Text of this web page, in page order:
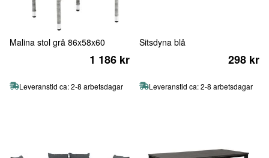
Malina stol grå 86x58x60
1 186 kr
Leveranstid ca: 2-8 arbetsdagar
Sitsdyna blå
298 kr
Leveranstid ca: 2-8 arbetsdagar